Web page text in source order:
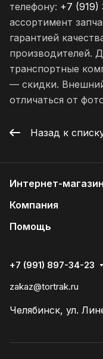
телефону: +7
ассортимент
гарантией
производителей.
транспортные
— скидки.
отличаться от
Назад к
Интернет-магазин
Компания
Помощь
+7 (991) 897-34-23
zakaz@tortrak.ru
Челябинск, ул.